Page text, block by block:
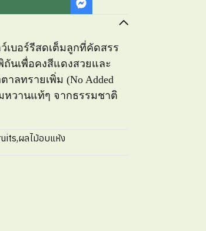
เบอร์รีสดเต็มลูกที่คัดสรร
นเพื่อคงสีแดงสวยและ
ลทรายเพิ่ม (No Added
หวานแท้ๆ จากธรรมชาติ
,ผลไม้อบแห้ง